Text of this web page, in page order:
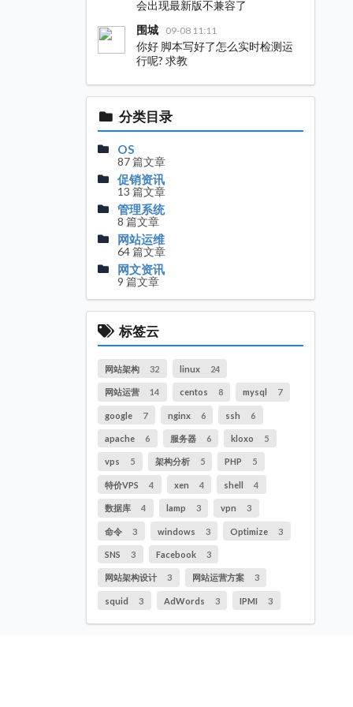
会出现最新版不兼容了
围城
09-08 11:11
你好 脚本写好了怎么实时检测运
行呢? 求教
分类目录
OS
87 篇文章
促销资讯
13 篇文章
管理系统
8 篇文章
网站运维
64 篇文章
网文资讯
9 篇文章
标签云
网站架构 32 linux 24
网站运营 14 centos 8 mysql 7
google 7 nginx 6 ssh 6
apache 6 服务器 6 kloxo 5
vps 5 架构分析 5 PHP 5
特价VPS 4 xen 4 shell 4
数据库 4 lamp 3 vpn 3
命令 3 windows 3 Optimize 3
SNS 3 Facebook 3
网站架构设计 3 网站运营方案 3
squid 3 AdWords 3 IPMI 3